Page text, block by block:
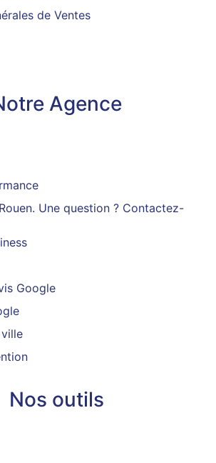
de Ventes
Agence
Une question ? Contactez-
Google
Nos outils